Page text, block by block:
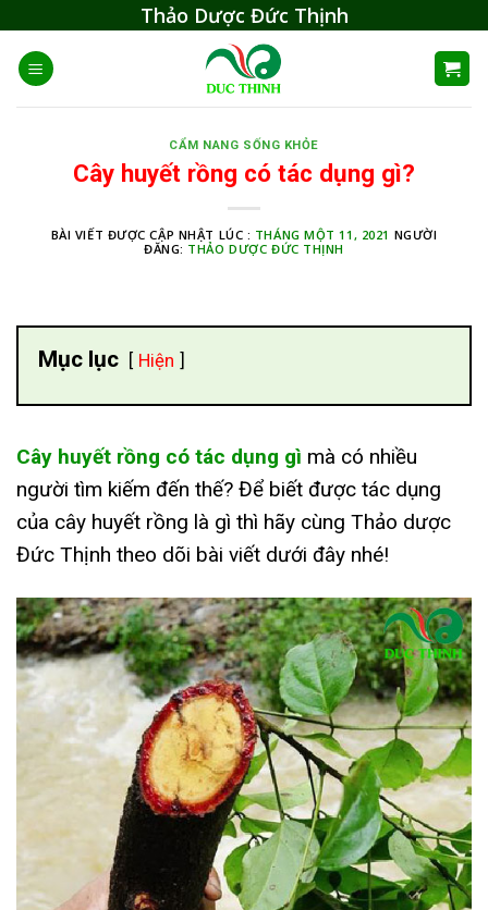
content
Thảo Dược Đức Thịnh
CẨM NANG SỐNG KHỎE
Cây huyết rồng có tác dụng gì?
BÀI VIẾT ĐƯỢC CẬP NHẬT LÚC : THÁNG MỘT 11, 2021 NGƯỜI
ĐĂNG: THẢO DƯỢC ĐỨC THỊNH
Mục lục Hiện
Cây huyết rồng có tác dụng gì mà có nhiều
người tìm kiếm đến thế? Để biết được tác dụng
của cây huyết rồng là gì thì hãy cùng Thảo dược
Đức Thịnh theo dõi bài viết dưới đây nhé!